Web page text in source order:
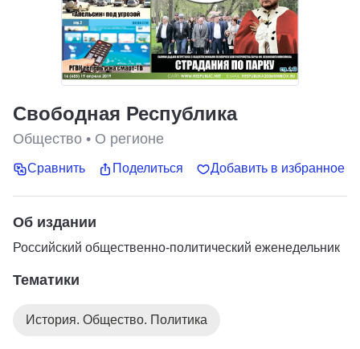
Свободная Республика
Общество • О регионе
Сравнить Поделиться Добавить в избранное
Об издании
Российский общественно-политический еженедельник
Тематики
История. Общество. Политика